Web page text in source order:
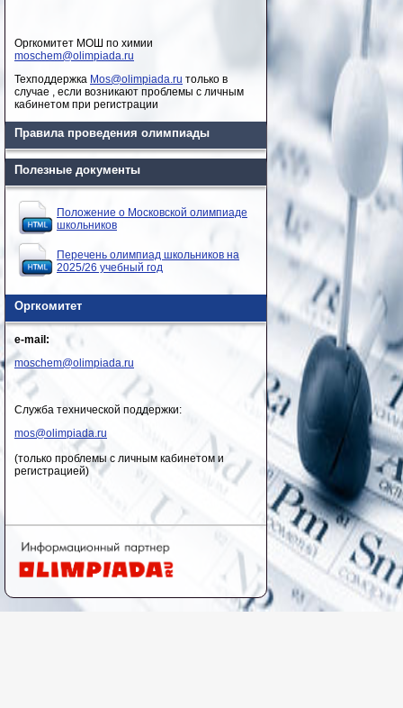
Оргкомитет МОШ по химии
moschem@olimpiada.ru
Техподдержка Mos@olimpiada.ru только в
случае , если возникают проблемы с личным
кабинетом при регистрации
Правила проведения олимпиады
Полезные документы
Положение о Московской олимпиаде
школьников
Перечень олимпиад школьников на
2025/26 учебный год
Оргкомитет
e-mail:
moschem@olimpiada.ru
Служба технической поддержки:
mos@olimpiada.ru
(только проблемы с личным кабинетом и
регистрацией)